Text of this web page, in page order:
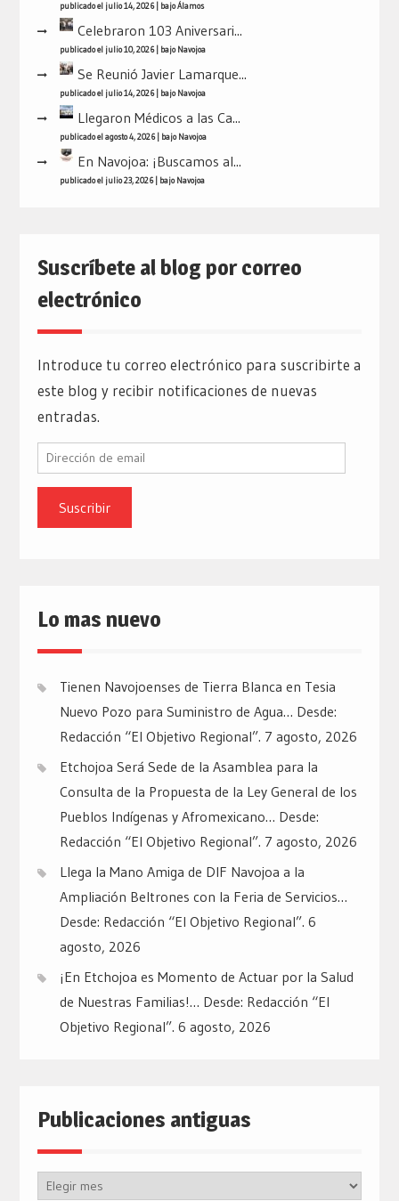
publicado el julio 14, 2026| bajoÁlamos
Celebraron 103 Aniversari...
publicado el julio 10, 2026| bajo Navojoa
Se Reunió Javier Lamarque...
publicado el julio 14, 2026| bajo Navojoa
Llegaron Médicos a las Ca...
publicado el agosto 4, 2026| bajo Navojoa
En Navojoa: ¡Buscamos al...
publicado el julio 23, 2026| bajo Navojoa
Suscríbete al blog por correo
electrónico
Introduce tu correo electrónico para suscribirte a
este blog y recibir notificaciones de nuevas
entradas.
Dirección
email
Lo mas nuevo
Tienen Navojoenses de Tierra Blanca en Tesia
Nuevo Pozo para Suministro de Agua… Desde:
Redacción “El Objetivo Regional”. 7 agosto, 2026
Etchojoa Será Sede de la Asamblea para la
Consulta de la Propuesta de la Ley General de los
Pueblos Indígenas y Afromexicano… Desde:
Redacción “El Objetivo Regional”. 7 agosto, 2026
Llega la Mano Amiga de DIF Navojoa a la
Ampliación Beltrones con la Feria de Servicios…
Desde: Redacción “El Objetivo Regional”. 6
agosto, 2026
¡En Etchojoa es Momento de Actuar por la Salud
de Nuestras Familias!… Desde: Redacción “El
Objetivo Regional”. 6 agosto, 2026
Publicaciones antiguas
Publicaciones